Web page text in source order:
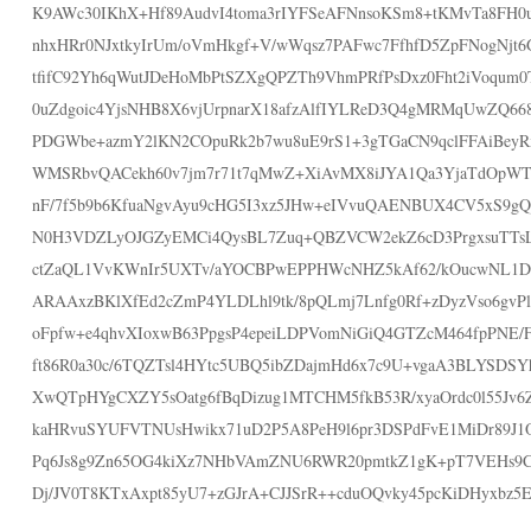
nhxHRr0NJxtkyIrUm/oVmHkgf+V/
nF/
ctZaQL1VvKWnIr5UXTv/aYOCBPwEPPHWcNHZ5kAf62/
ARAAxzBKlXfEd2cZmP4YLDLhl9tk/
oFpfw+e4qhvXIoxwB63PpgsP4epeiLDPVomNiGiQ4GTZcM464fpPNE/
ft86R0a30c/
XwQTpHYgCXZY5sOatg6fBqDizug1MTCHM5fkB53R/
Dj/